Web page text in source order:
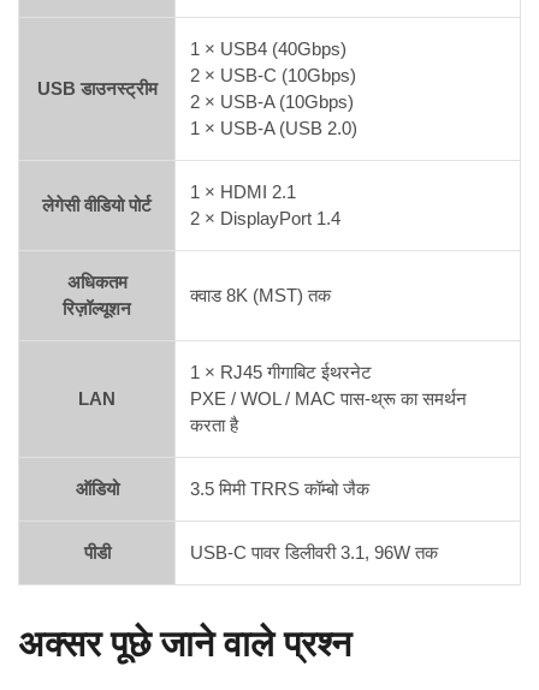
USB डाउनस्ट्रीम
1 × USB4 (40Gbps)
2 × USB-C (10Gbps)
2 × USB-A (10Gbps)
1 × USB-A (USB 2.0)
लेगेसी वीडियो पोर्ट
1 × HDMI 2.1
2 × DisplayPort 1.4
अधिकतम
रिज़ॉल्यूशन
क्वाड 8K (MST) तक
LAN
1 × RJ45 गीगाबिट ईथरनेट
PXE / WOL / MAC पास-थ्रू का समर्थन
करता है
ऑडियो 3.5 मिमी TRRS कॉम्बो जैक
पीडी USB-C पावर डिलीवरी 3.1, 96W तक
अक्सर पूछे जाने वाले प्रश्न